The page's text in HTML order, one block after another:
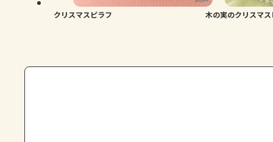
クリスマスピラフ 木の実のクリスマ